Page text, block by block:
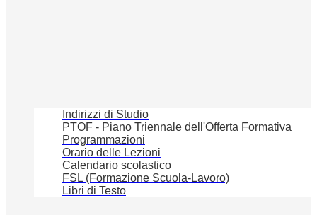
Indirizzi di Studio
PTOF - Piano Triennale dell'Offerta Formativa
Programmazioni
Orario delle Lezioni
Calendario scolastico
FSL (Formazione Scuola-Lavoro)
Libri di Testo